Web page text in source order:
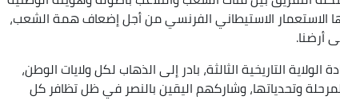
الاستعمار الاستيطاني الفرنسي من أجل إضعاف همة الشعب،
أرضنا.
التاريخية الثالثة، بادر إلى الذهاب لكل ولايات الوطن،
وتحدياتها، وشاركهم اليقين بالنصر في ظل تظافر كل